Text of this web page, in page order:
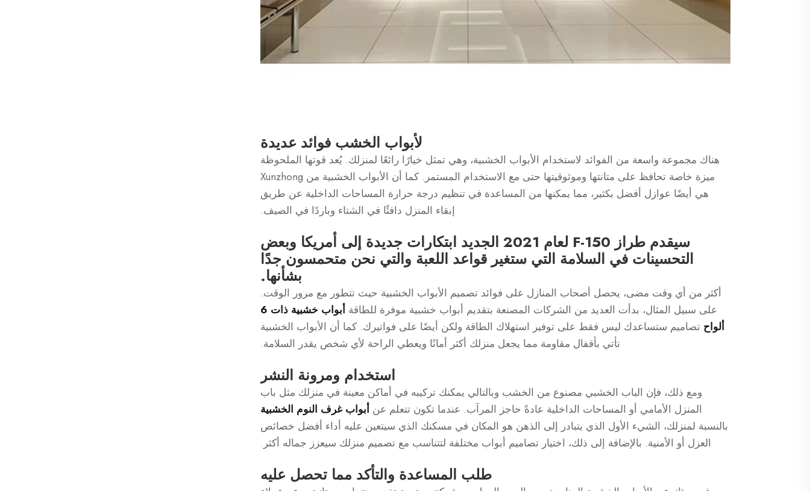
لأبواب الخشب فوائد عديدة
هناك مجموعة واسعة من الفوائد لاستخدام الأبواب الخشبية، وهي تمثل خيارًا رائعًا لمنزلك. يُعد قوتها الملحوظة
ميزة خاصة تحافظ على متانتها وموثوقيتها حتى مع الاستخدام المستمر. كما أن الأبواب الخشبية من Xunzhong
هي أيضًا عوازل أفضل بكثير، مما يمكنها من المساعدة في تنظيم درجة حرارة المساحات الداخلية عن طريق
إبقاء المنزل دافئًا في الشتاء وباردًا في الصيف.
سيقدم طراز F-150 لعام 2021 الجديد ابتكارات جديدة إلى أمريكا وبعض
التحسينات في السلامة التي ستغير قواعد اللعبة والتي نحن متحمسون جدًا
بشأنها.
أكثر من أي وقت مضى، يحصل أصحاب المنازل على فوائد تصميم الأبواب الخشبية حيث تتطور مع مرور الوقت.
على سبيل المثال، بدأت العديد من الشركات المصنعة بتقديم أبواب خشبية موفرة للطاقة
أبواب خشبية ذات 6
ألواح تصاميم ستساعدك ليس فقط على توفير استهلاك الطاقة ولكن أيضًا على فواتيرك. كما أن الأبواب الخشبية
تأتي بأقفال مقاومة مما يجعل منزلك أكثر أمانًا ويعطي الراحة لأي شخص يقدر السلامة.
استخدام ومرونة النشر
ومع ذلك، فإن الباب الخشبي مصنوع من الخشب وبالتالي يمكنك تركيبه في أماكن معينة في منزلك مثل باب
المنزل الأمامي أو المساحات الداخلية عادةً حاجز المرآب. عندما تكون تتعلم عن أبواب غرف النوم الخشبية
بالنسبة لمنزلك، الشيء الأول الذي يتبادر إلى الذهن هو المكان في مسكنك الذي سيتعين عليه أداء أفضل خصائص
العزل أو الأمنية. بالإضافة إلى ذلك، اختيار تصاميم أبواب مختلفة لتتناسب مع تصميم منزلك سيعزز جماله أكثر.
طلب المساعدة والتأكد مما تحصل عليه